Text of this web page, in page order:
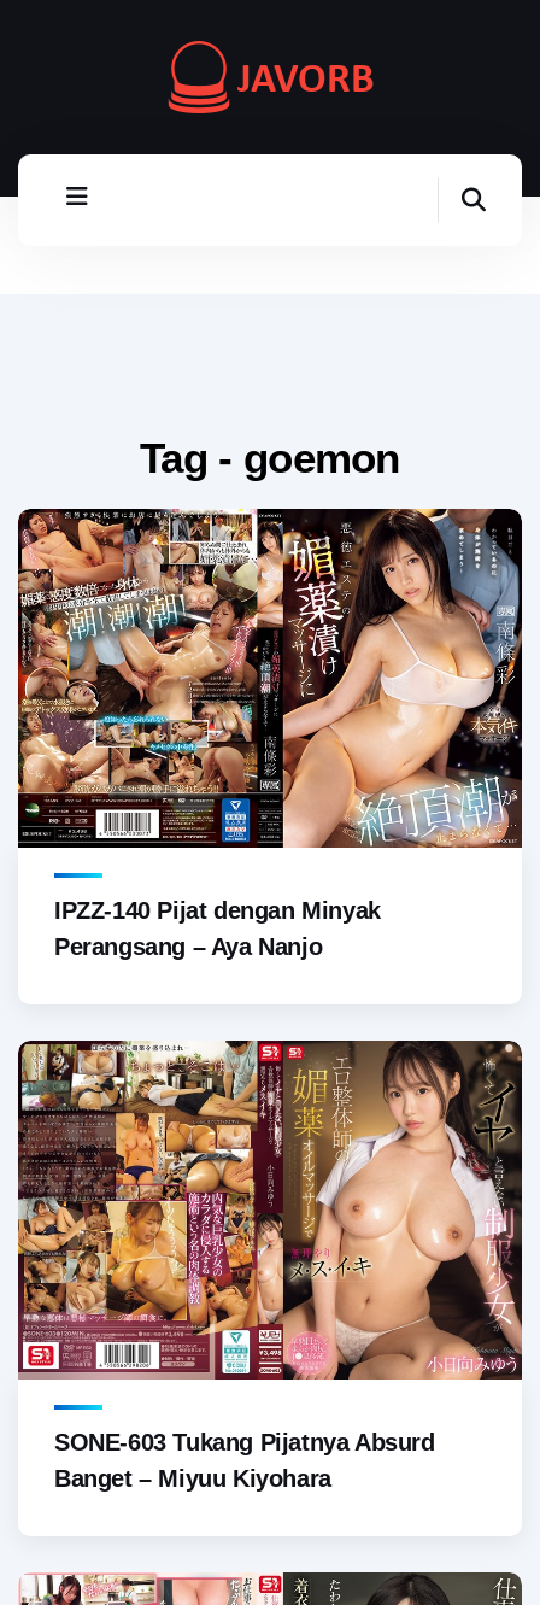
Tag - goemon
IPZZ-140 Pijat dengan Minyak
Perangsang – Aya Nanjo
SONE-603 Tukang Pijatnya Absurd
Banget – Miyuu Kiyohara